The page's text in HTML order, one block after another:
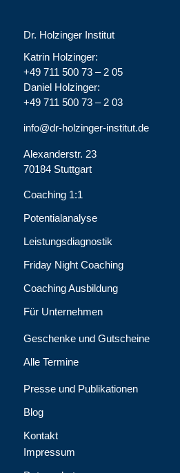
Dr. Holzinger Institut
Katrin Holzinger:
+49 711 500 73 – 2 05
Daniel Holzinger:
+49 711 500 73 – 2 03
info@dr-holzinger-institut.de
Alexanderstr. 23
70184 Stuttgart
Coaching 1:1
Potentialanalyse
Leistungsdiagnostik
Friday Night Coaching
Coaching Ausbildung
Für Unternehmen
Geschenke und Gutscheine
Alle Termine
Presse und Publikationen
Blog
Kontakt
Impressum